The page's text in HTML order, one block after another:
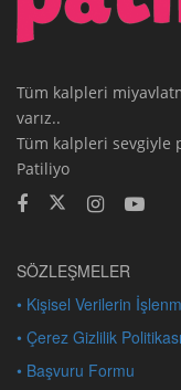
Tüm kalpleri
varız..
Tüm kalpleri sevgiyle
Patiliyo
SÖZLEŞMELER
• Kişisel Verilerin
• Çerez Gizlilik Politikası
• Başvuru Formu